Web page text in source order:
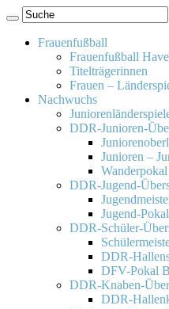
Frauenfußball
Frauenfußball
Titelträgerinnen
Frauen –
Nachwuchs
DDR-Junioren-
Junioren –
DDR-Jugend-
Jugend-
DDR-Schüler-
DDR-
DFV-Pokal
DDR-Knaben-
DDR-